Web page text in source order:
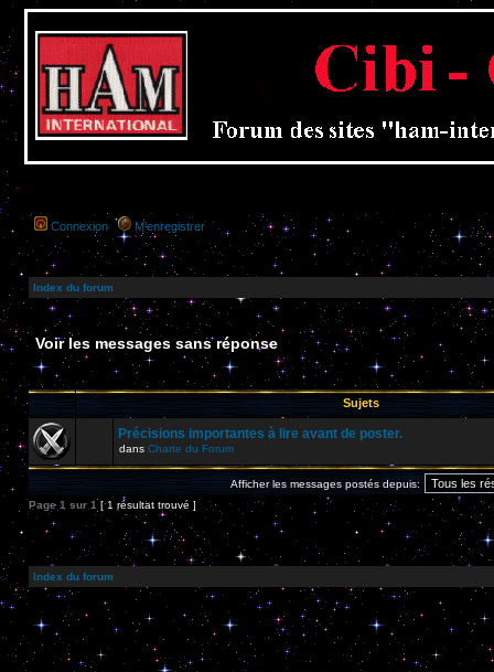
Connexion M’enregistrer
Index du forum
Voir les messages sans réponse
Sujets
Précisions importantes à lire avant de poster.
dans Charte du Forum
Afficher les messages postés depuis:
Page 1 sur 1 [ 1 résultat trouvé ]
Index du forum